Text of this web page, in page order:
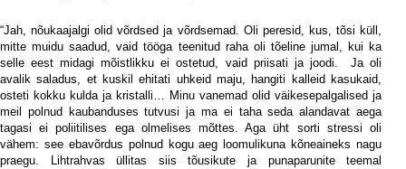
“Jah, nõukaajalgi olid võrdsed ja võrdsemad. Oli peresid, kus, tõsi küll,
mitte muidu saadud, vaid tööga teenitud raha oli tõeline jumal, kui ka
selle eest midagi mõistlikku ei ostetud, vaid priisati ja joodi.
Ja oli
avalik saladus, et kuskil ehitati uhkeid maju, hangiti kalleid kasukaid,
osteti kokku kulda ja kristalli… Minu vanemad olid väikesepalgalised ja
meil polnud kaubanduses tutvusi ja ma ei taha seda alandavat aega
tagasi ei poliitilises ega olmelises mõttes. Aga üht sorti stressi oli
vähem: see ebavõrdus polnud kogu aeg loomulikuna kõneaineks nagu
praegu. Lihtrahvas üllitas siis tõusikute ja punaparunite teemal